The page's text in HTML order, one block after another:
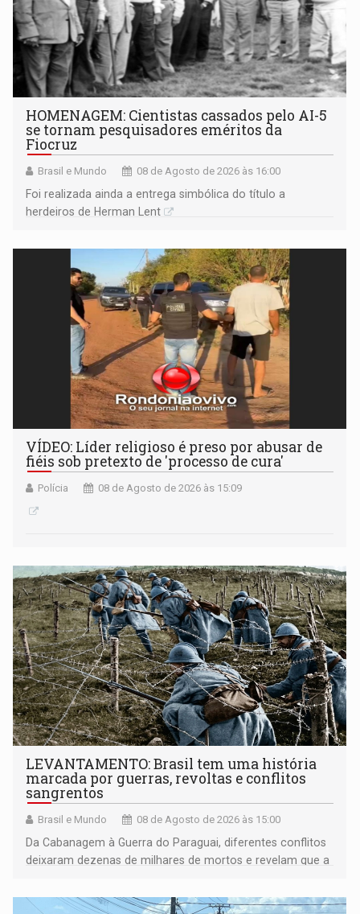
HOMENAGEM: Cientistas cassados pelo AI-5
se tornam pesquisadores eméritos da
Fiocruz
Brasil e Mundo 08 de Agosto de 2026 às 16:00
Foi realizada ainda a entrega simbólica do título a
herdeiros de Herman Lent
VÍDEO: Líder religioso é preso por abusar de
fiéis sob pretexto de 'processo de cura'
Polícia 08 de Agosto de 2026 às 15:09
LEVANTAMENTO: Brasil tem uma história
marcada por guerras, revoltas e conflitos
sangrentos
Brasil e Mundo 08 de Agosto de 2026 às 15:00
Da Cabanagem à Guerra do Paraguai, diferentes conflitos
deixaram dezenas de milhares de mortos e revelam que a
territoriais e sociais